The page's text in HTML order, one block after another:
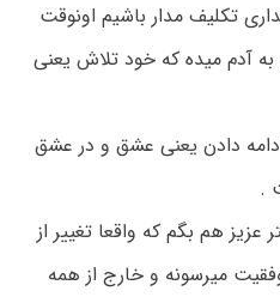
تکلیف مدار باشیم اونوقت
آدم میده که خود تلاش یعنی
دادن یعنی عشق و در عشق
.
هم بگم که واقعا تغییر از
میرسونه و خارج از همه